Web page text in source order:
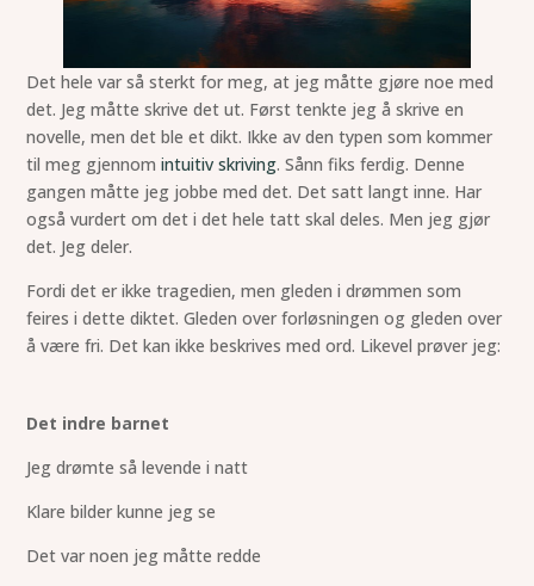
Det hele var så sterkt for meg, at jeg måtte gjøre noe med
det. Jeg måtte skrive det ut. Først tenkte jeg å skrive en
novelle, men det ble et dikt. Ikke av den typen som kommer
til meg gjennomintuitiv skriving. Sånn fiks ferdig. Denne
gangen måtte jeg jobbe med det. Det satt langt inne. Har
også vurdert om det i det hele tatt skal deles. Men jeg gjør
det. Jeg deler.
Fordi det er ikke tragedien, men gleden i drømmen som
feires i dette diktet. Gleden over forløsningen og gleden over
å være fri. Det kan ikke beskrives med ord. Likevel prøver jeg:
Det indre barnet
Jeg drømte så levende i natt
Klare bilder kunne jeg se
Det var noen jeg måtte redde